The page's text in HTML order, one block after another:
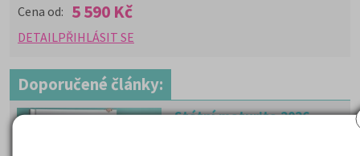
Cena od: 5 590 Kč
DETAILPŘIHLÁSIT SE
Doporučené články:
Státní maturita 2026